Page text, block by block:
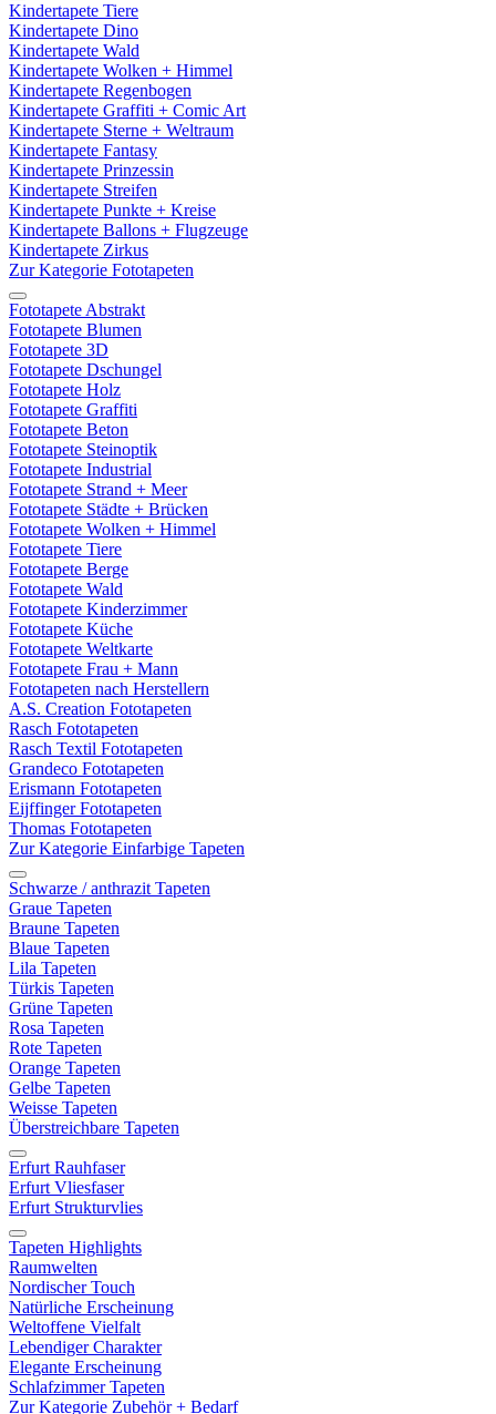
Kindertapete Tiere
Kindertapete Dino
Kindertapete Wald
Kindertapete Wolken + Himmel
Kindertapete Regenbogen
Kindertapete Graffiti + Comic Art
Kindertapete Sterne + Weltraum
Kindertapete Fantasy
Kindertapete Prinzessin
Kindertapete Streifen
Kindertapete Punkte + Kreise
Kindertapete Ballons + Flugzeuge
Kindertapete Zirkus
Zur Kategorie Fototapeten
Fototapete Abstrakt
Fototapete Blumen
Fototapete 3D
Fototapete Dschungel
Fototapete Holz
Fototapete Graffiti
Fototapete Beton
Fototapete Steinoptik
Fototapete Industrial
Fototapete Strand + Meer
Fototapete Städte + Brücken
Fototapete Wolken + Himmel
Fototapete Tiere
Fototapete Berge
Fototapete Wald
Fototapete Kinderzimmer
Fototapete Küche
Fototapete Weltkarte
Fototapete Frau + Mann
Fototapeten nach Herstellern
A.S. Creation Fototapeten
Rasch Fototapeten
Rasch Textil Fototapeten
Grandeco Fototapeten
Erismann Fototapeten
Eijffinger Fototapeten
Thomas Fototapeten
Zur Kategorie Einfarbige Tapeten
Schwarze / anthrazit Tapeten
Graue Tapeten
Braune Tapeten
Blaue Tapeten
Lila Tapeten
Türkis Tapeten
Grüne Tapeten
Rosa Tapeten
Rote Tapeten
Orange Tapeten
Gelbe Tapeten
Weisse Tapeten
Überstreichbare Tapeten
Erfurt Rauhfaser
Erfurt Vliesfaser
Erfurt Strukturvlies
Tapeten Highlights
Raumwelten
Nordischer Touch
Natürliche Erscheinung
Weltoffene Vielfalt
Lebendiger Charakter
Elegante Erscheinung
Schlafzimmer Tapeten
Zur Kategorie Zubehör + Bedarf